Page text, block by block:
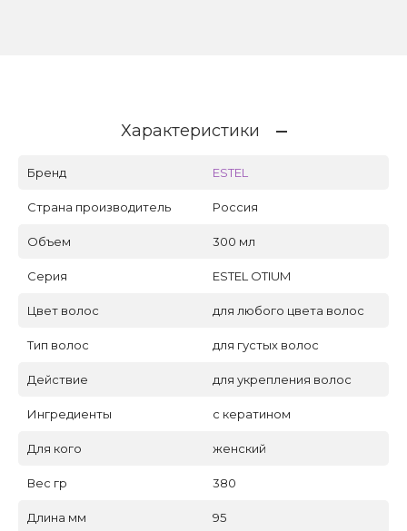
Характеристики
Бренд ESTEL
Страна производитель Россия
Объем 300 мл
Серия ESTEL OTIUM
Цвет волос для любого цвета волос
Тип волос для густых волос
Действие для укрепления волос
Ингредиенты с кератином
Для кого женский
Вес гр 380
Длина мм 95